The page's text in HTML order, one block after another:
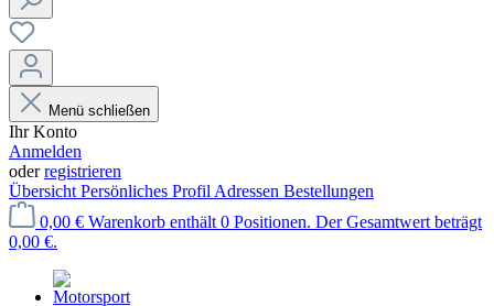
Menü schließen
Ihr Konto
Anmelden
oderregistrieren
Übersicht Persönliches Profil Adressen Bestellungen
0,00 € Warenkorb enthält 0 Positionen. Der Gesamtwert beträgt
0,00 €.